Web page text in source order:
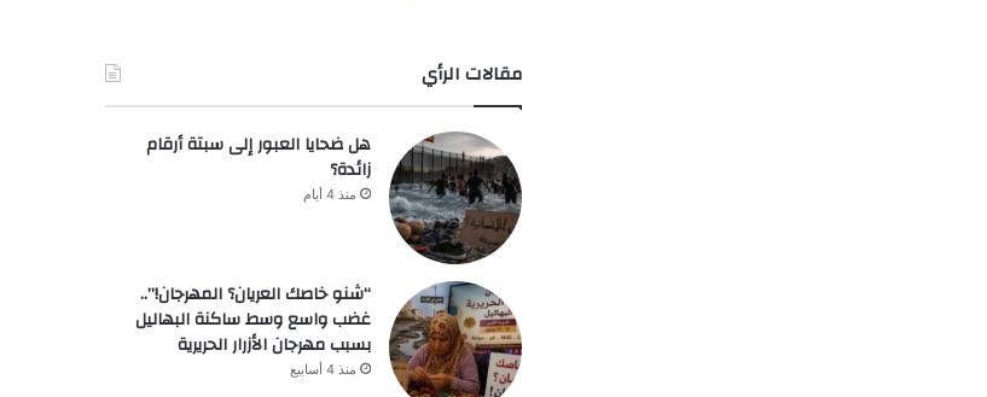
مقالات الرأي
هل ضحايا العبور إلى سبتة أرقام
زائدة؟
منذ 4 أيام
“شنو خاصك العريان؟ المهرجان!”..
غضب واسع وسط ساكنة البهاليل
بسبب مهرجان الأزرار الحريرية
منذ 4 أسابيع